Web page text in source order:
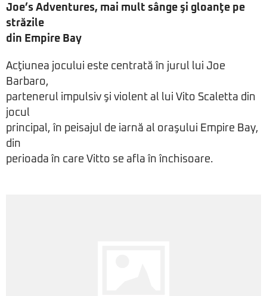
Joe’s Adventures, mai mult sânge şi gloanţe pe
străzile
din Empire Bay
Acţiunea jocului este centrată în jurul lui Joe
Barbaro,
partenerul impulsiv şi violent al lui Vito Scaletta din
jocul
principal, în peisajul de iarnă al oraşului Empire Bay,
din
perioada în care Vitto se afla în închisoare.